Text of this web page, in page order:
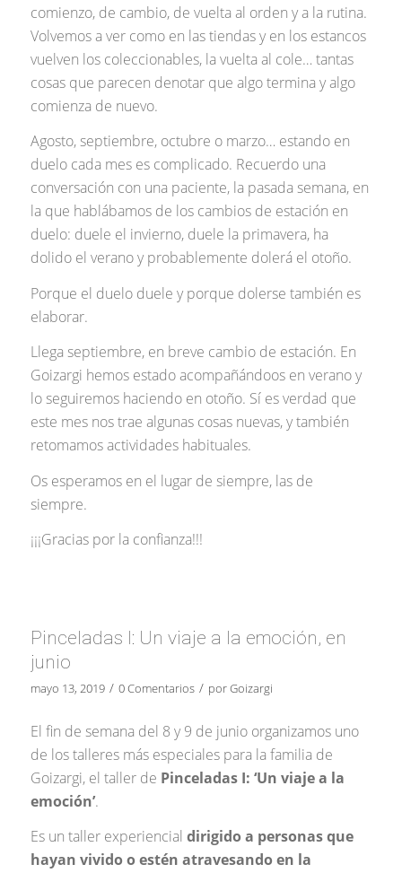
comienzo, de cambio, de vuelta al orden y a la rutina.
Volvemos a ver como en las tiendas y en los estancos
vuelven los coleccionables, la vuelta al cole… tantas
cosas que parecen denotar que algo termina y algo
comienza de nuevo.
Agosto, septiembre, octubre o marzo… estando en
duelo cada mes es complicado. Recuerdo una
conversación con una paciente, la pasada semana, en
la que hablábamos de los cambios de estación en
duelo: duele el invierno, duele la primavera, ha
dolido el verano y probablemente dolerá el otoño.
Porque el duelo duele y porque dolerse también es
elaborar.
Llega septiembre, en breve cambio de estación. En
Goizargi hemos estado acompañándoos en verano y
lo seguiremos haciendo en otoño. Sí es verdad que
este mes nos trae algunas cosas nuevas, y también
retomamos actividades habituales.
Os esperamos en el lugar de siempre, las de
siempre.
¡¡¡Gracias por la confianza!!!
Pinceladas I: Un viaje a la emoción, en
junio
mayo 13, 2019 / 0 Comentarios / porGoizargi
El fin de semana del 8 y 9 de junio organizamos uno
de los talleres más especiales para la familia de
Goizargi, el taller de Pinceladas I: ‘Un viaje a la
emoción’.
Es un taller experiencial dirigido a personas que
hayan vivido o estén atravesando en la